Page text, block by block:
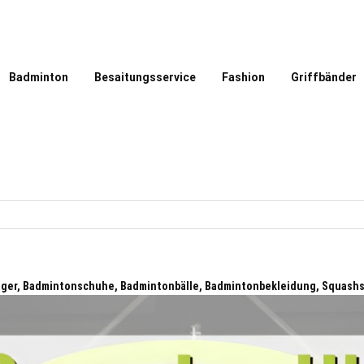
Badminton Besaitungsservice Fashion Griffbänder
Badmintonschuhe, Badmintonbälle, Badmintonbekleidung,